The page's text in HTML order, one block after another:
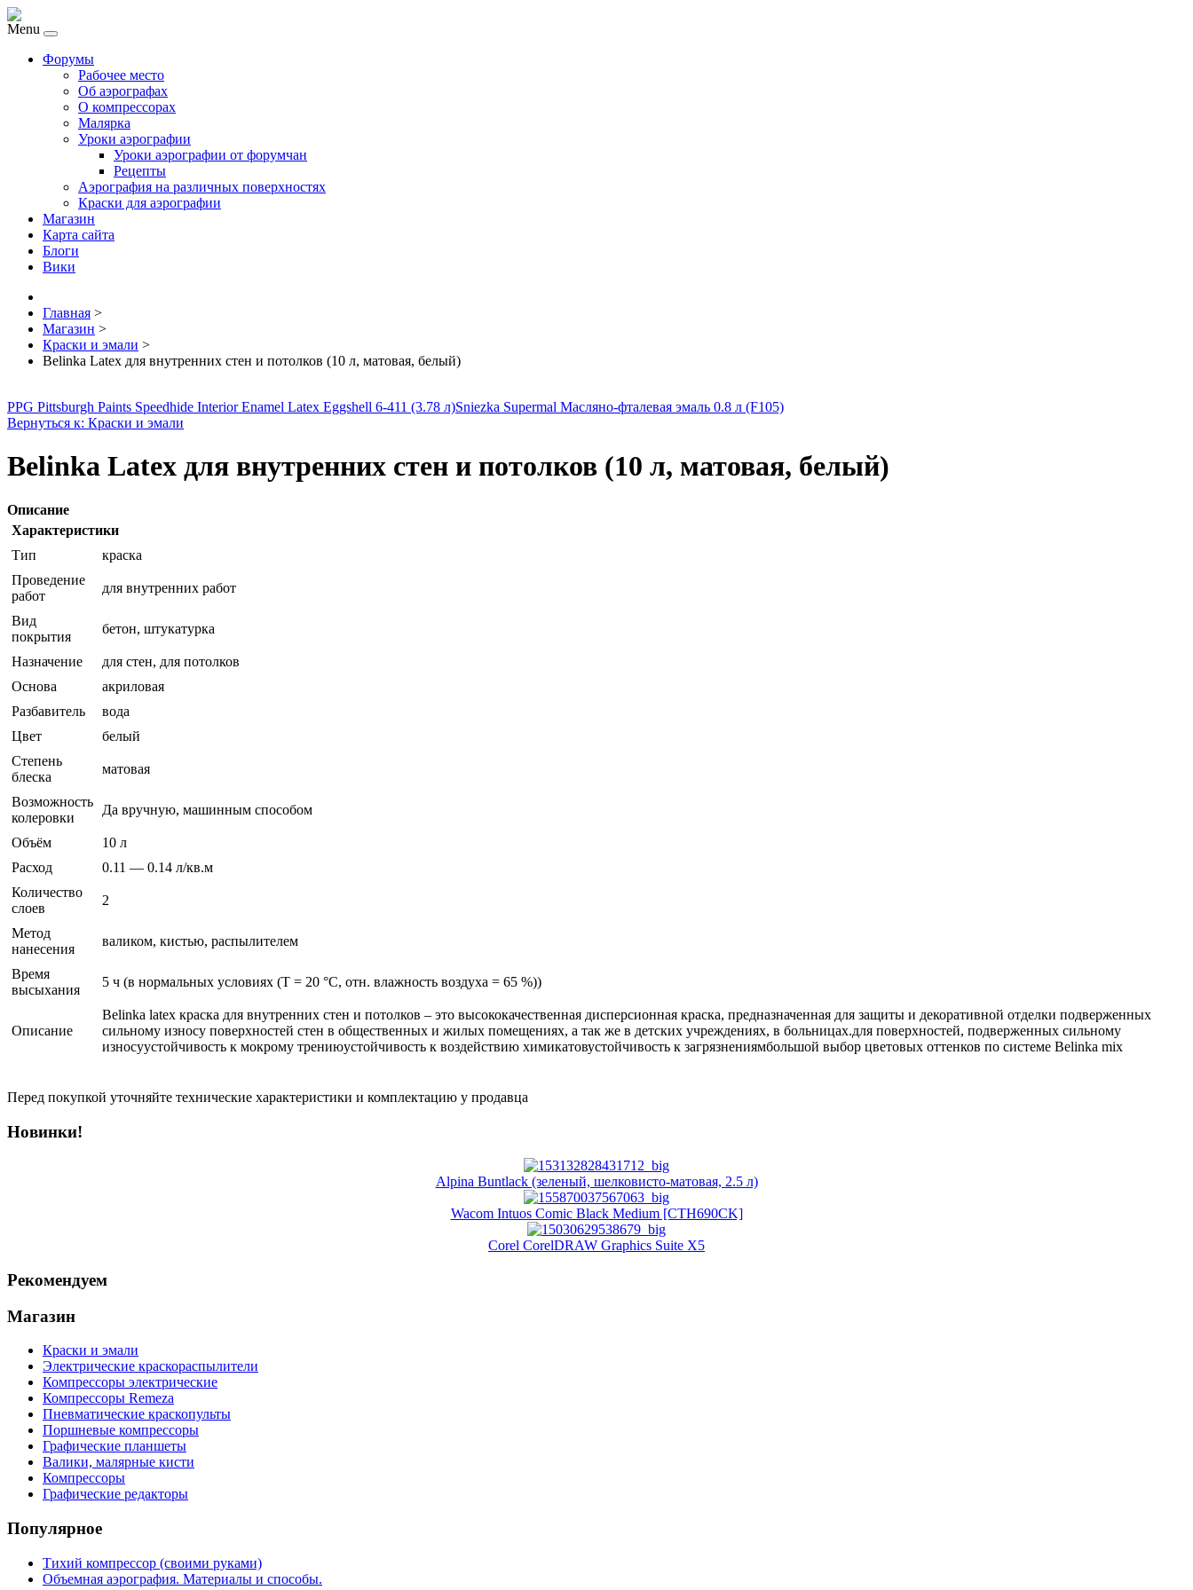
Menu
Форумы
Рабочее место
Об аэрографах
О компрессорах
Малярка
Уроки аэрографии
Уроки аэрографии от форумчан
Рецепты
Аэрография на различных поверхностях
Краски для аэрографии
Магазин
Карта сайта
Блоги
Вики
Главная >
Магазин >
Краски и эмали >
Belinka Latex для внутренних стен и потолков (10 л, матовая, белый)
PPG Pittsburgh Paints Speedhide Interior Enamel Latex Eggshell 6-411 (3.78 л)Sniezka Supermal Масляно-фталевая эмаль 0.8 л (F105)
Вернуться к: Краски и эмали
Belinka Latex для внутренних стен и потолков (10 л, матовая, белый)
Описание
Характеристики
Тип
краска
Проведение
работ
для внутренних работ
Вид
покрытия
бетон, штукатурка
Назначение
для стен, для потолков
Основа
акриловая
Разбавитель
вода
Цвет
белый
Степень
блеска
матовая
Возможность
колеровки
Да вручную, машинным способом
Объём
10 л
Расход
0.11 — 0.14 л/кв.м
Количество
слоев
2
Метод
нанесения
валиком, кистью, распылителем
Время
высыхания
5 ч (в нормальных условиях (T = 20 °C, отн. влажность воздуха = 65 %))
Описание
Belinka latex краска для внутренних стен и потолков – это высококачественная дисперсионная краска, предназначенная для защиты и декоративной отделки подверженных
сильному износу поверхностей стен в общественных и жилых помещениях, а так же в детских учреждениях, в больницах.для поверхностей, подверженных сильному
износуустойчивость к мокрому трениюустойчивость к воздействию химикатовустойчивость к загрязнениямбольшой выбор цветовых оттенков по системе Belinka mix
Перед покупкой уточняйте технические характеристики и комплектацию у продавца
Новинки!
Alpina Buntlack (зеленый, шелковисто-матовая, 2.5 л)
Wacom Intuos Comic Black Medium [CTH690CK]
Corel CorelDRAW Graphics Suite X5
Рекомендуем
Магазин
Краски и эмали
Электрические краскораспылители
Компрессоры электрические
Компрессоры Remeza
Пневматические краскопульты
Поршневые компрессоры
Графические планшеты
Валики, малярные кисти
Компрессоры
Графические редакторы
Популярное
Тихий компрессор (своими руками)
Объемная аэрография. Материалы и способы.